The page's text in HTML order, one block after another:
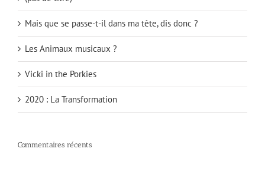
Mais que se passe-t-il dans ma tête, dis donc ?
Les Animaux musicaux ?
Vicki in the Porkies
2020 : La Transformation
Commentaires récents